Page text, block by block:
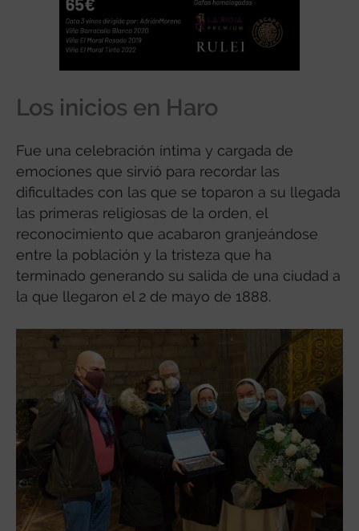
Los inicios en Haro
Fue una celebración íntima y cargada de
emociones que sirvió para recordar las
dificultades con las que se toparon a su llegada
las primeras religiosas de la orden, el
reconocimiento que acabaron granjeándose
entre la población y la tristeza que ha
terminado generando su salida de una ciudad a
la que llegaron el 2 de mayo de 1888.